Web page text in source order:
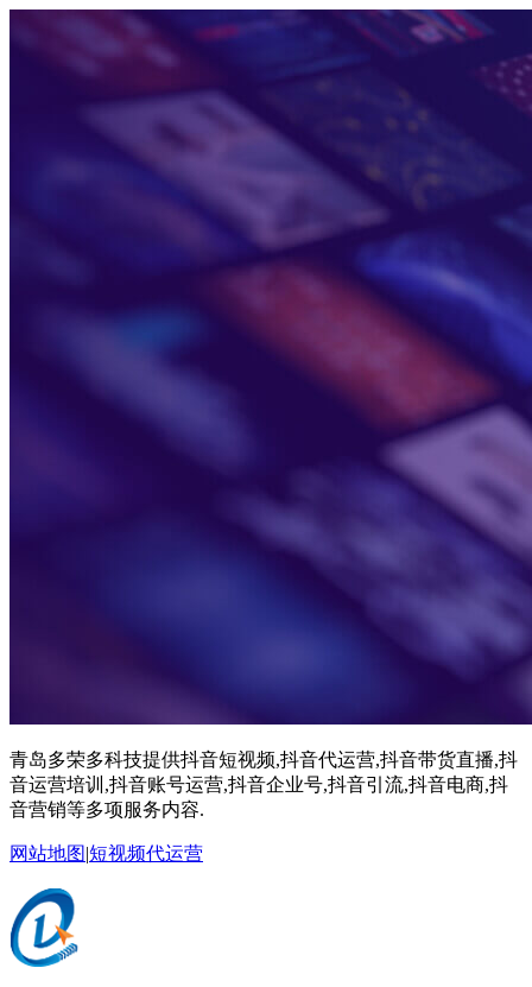
青岛多荣多科技提供抖音短视频,抖音代运营,抖音带货直播,抖
音运营培训,抖音账号运营,抖音企业号,抖音引流,抖音电商,抖
音营销等多项服务内容.
网站地图|短视频代运营